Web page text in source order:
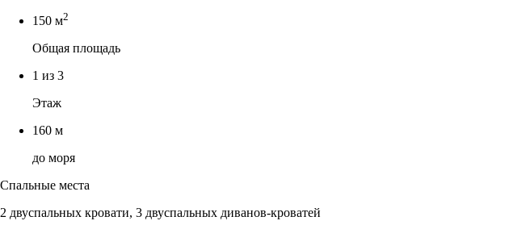
150 м2
Общая площадь
1 из 3
Этаж
160 м
до моря
Спальные места
2 двуспальных кровати, 3 двуспальных диванов-кроватей